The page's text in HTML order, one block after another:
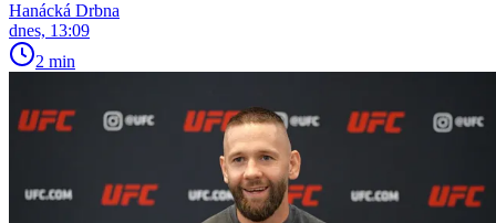
Hanácká Drbna
dnes, 13:09
2 min